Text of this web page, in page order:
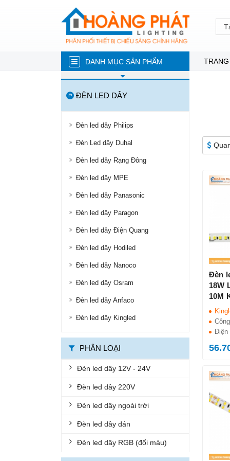
DANH MỤC SẢN PHẨM
ĐÈN NĂNG LƯỢNG MẶT TRỜI
ĐÈN LED TRÒN
ĐÈN BÁN NGUYỆT
ĐÈN PHA
ĐÈN LED NHÀ XƯỞNG
ĐÈN ĐƯỜNG LED
ĐÈN LED ỐP TRẦN
ĐÈN LED PANEL
ĐÈN THÔNG MINH
ĐÈN CHỐNG CHÁY NỔ
ĐÈN EXIT
ĐÈN KHẨN CẤP
ĐÈN LED DÂY
Đèn led dây Philips
Đèn Led dây Duhal
Đèn led dây Rạng Đông
Đèn led dây MPE
Đèn led dây Panasonic
Đèn led dây Paragon
Đèn led dây Điện Quang
Đèn led dây Hodiled
Đèn led dây Nanoco
Đèn led dây Osram
Đèn led dây Anfaco
Đèn led dây Kingled
PHÂN LOẠI
Đèn led dây 12V - 24V
Đèn led dây 220V
Đèn led dây ngoài trời
Đèn led dây dán
Đèn led dây RGB (đổi màu)
Đèn
18W
10M
Điện